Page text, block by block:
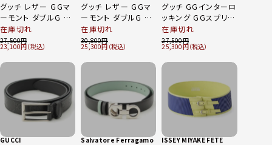
グッチ レザー GGマ
ーモント ダブルG ス
リム ベルト 409417
ブラック 75cm
在庫切れ
27,500
23,100
グッチ レザー GGマ
ーモント ダブルG パ
ール ベルト 453260
ブラック 75cm
在庫切れ
30,800
25,300
グッチ GGインターロ
ッキング GGスプリー
ム ベルト 411924
ブラウン
在庫切れ
27,500
25,300
GUCCI Salvatore Ferragamo ISSEY MIYAKE FETE